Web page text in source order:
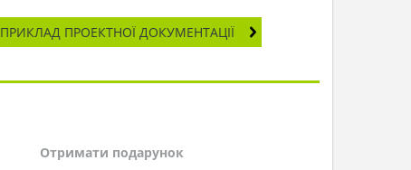
ПРИКЛАД ПРОЕКТНОЇ ДОКУМЕНТАЦІЇ
Отримати подарунок